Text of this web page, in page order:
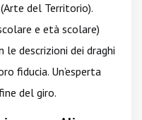
del Territorio).
e età scolare)
descrizioni dei draghi
fiducia. Un’esperta
del giro.